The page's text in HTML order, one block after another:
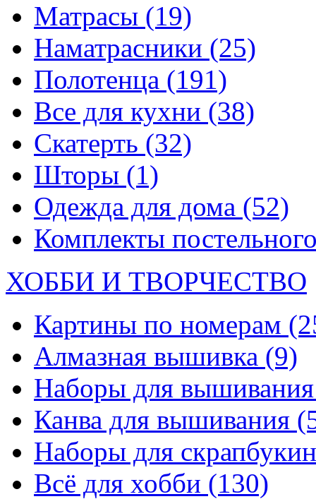
Матрасы (19)
Наматрасники (25)
Полотенца (191)
Все для кухни (38)
Скатерть (32)
Шторы (1)
Одежда для дома (52)
Комплекты
ХОББИ И ТВОРЧЕСТВО
Картины по номерам
Алмазная вышивка (9)
Наборы для
Канва для вышивания
Наборы для
Всё для хобби (130)